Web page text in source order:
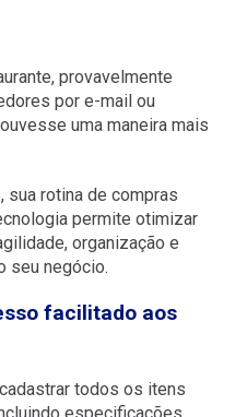
provavelmente
por e-mail ou
uma maneira mais
sua rotina de compras
permite otimizar
organização e
seu negócio.
facilitado aos
todos os itens
especificações